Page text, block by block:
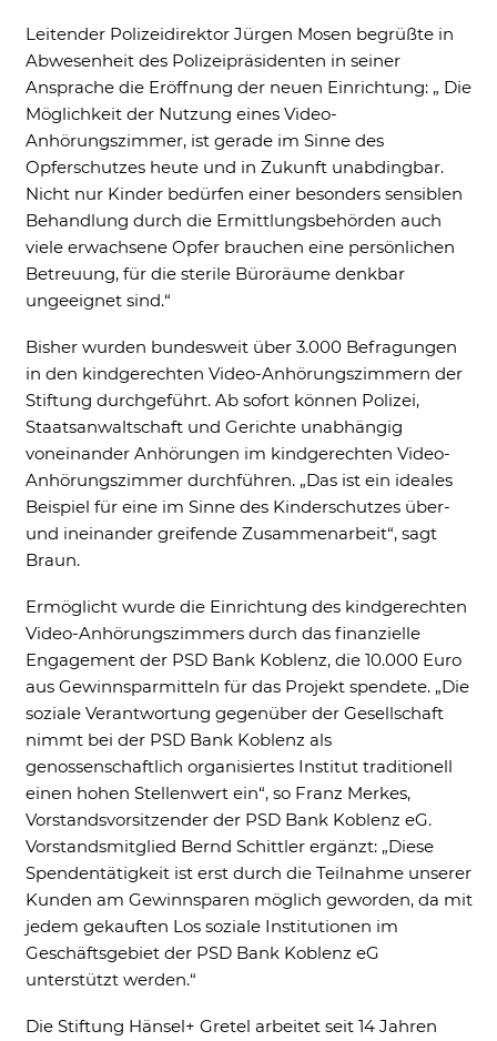
Leitender Polizeidirektor Jürgen Mosen begrüßte in
Abwesenheit des Polizeipräsidenten in seiner
Ansprache die Eröffnung der neuen Einrichtung: „ Die
Möglichkeit der Nutzung eines Video-
Anhörungszimmer, ist gerade im Sinne des
Opferschutzes heute und in Zukunft unabdingbar.
Nicht nur Kinder bedürfen einer besonders sensiblen
Behandlung durch die Ermittlungsbehörden auch
viele erwachsene Opfer brauchen eine persönlichen
Betreuung, für die sterile Büroräume denkbar
ungeeignet sind.“
Bisher wurden bundesweit über 3.000 Befragungen
in den kindgerechten Video-Anhörungszimmern der
Stiftung durchgeführt. Ab sofort können Polizei,
Staatsanwaltschaft und Gerichte unabhängig
voneinander Anhörungen im kindgerechten Video-
Anhörungszimmer durchführen. „Das ist ein ideales
Beispiel für eine im Sinne des Kinderschutzes über-
und ineinander greifende Zusammenarbeit“, sagt
Braun.
Ermöglicht wurde die Einrichtung des kindgerechten
Video-Anhörungszimmers durch das finanzielle
Engagement der PSD Bank Koblenz, die 10.000 Euro
aus Gewinnsparmitteln für das Projekt spendete. „Die
soziale Verantwortung gegenüber der Gesellschaft
nimmt bei der PSD Bank Koblenz als
genossenschaftlich organisiertes Institut traditionell
einen hohen Stellenwert ein“, so Franz Merkes,
Vorstandsvorsitzender der PSD Bank Koblenz eG.
Vorstandsmitglied Bernd Schittler ergänzt: „Diese
Spendentätigkeit ist erst durch die Teilnahme unserer
Kunden am Gewinnsparen möglich geworden, da mit
jedem gekauften Los soziale Institutionen im
Geschäftsgebiet der PSD Bank Koblenz eG
unterstützt werden.“
Die Stiftung Hänsel+ Gretel arbeitet seit 14 Jahren